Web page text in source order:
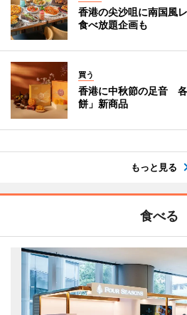
香港の尖沙咀に南国風
食べ放題企画も
買う
香港に中秋節の足音
餅」新商品
もっと見る
食べる